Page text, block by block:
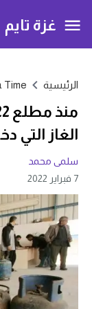
غزة تايم
الرئيسية Time
الغاز التي
سلمى محمد
7 فبراير 2022